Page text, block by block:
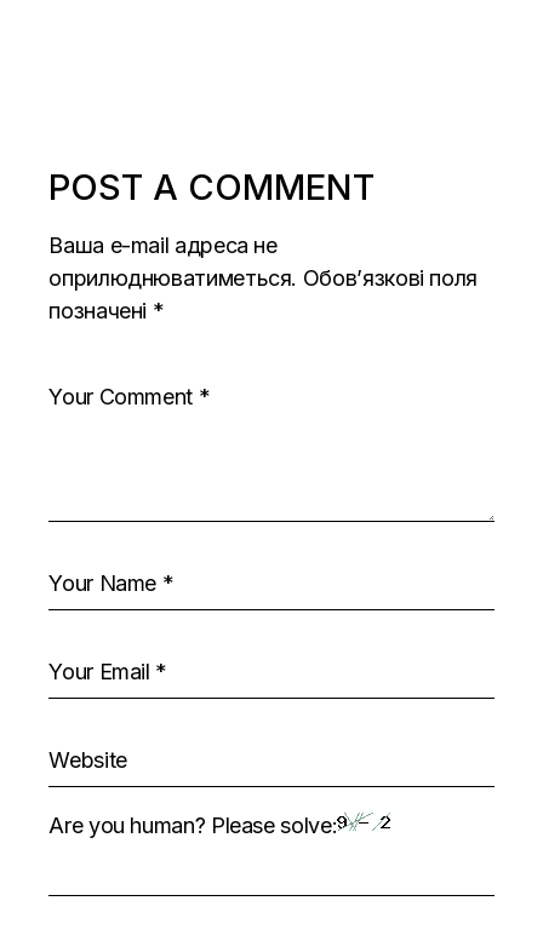
POST A COMMENT
Ваша e-mail адреса не
оприлюднюватиметься. Обов’язкові поля
позначені *
Are you human? Please solve: